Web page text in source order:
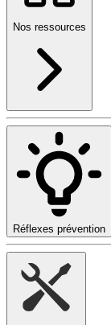
Nos ressources
Réflexes prévention